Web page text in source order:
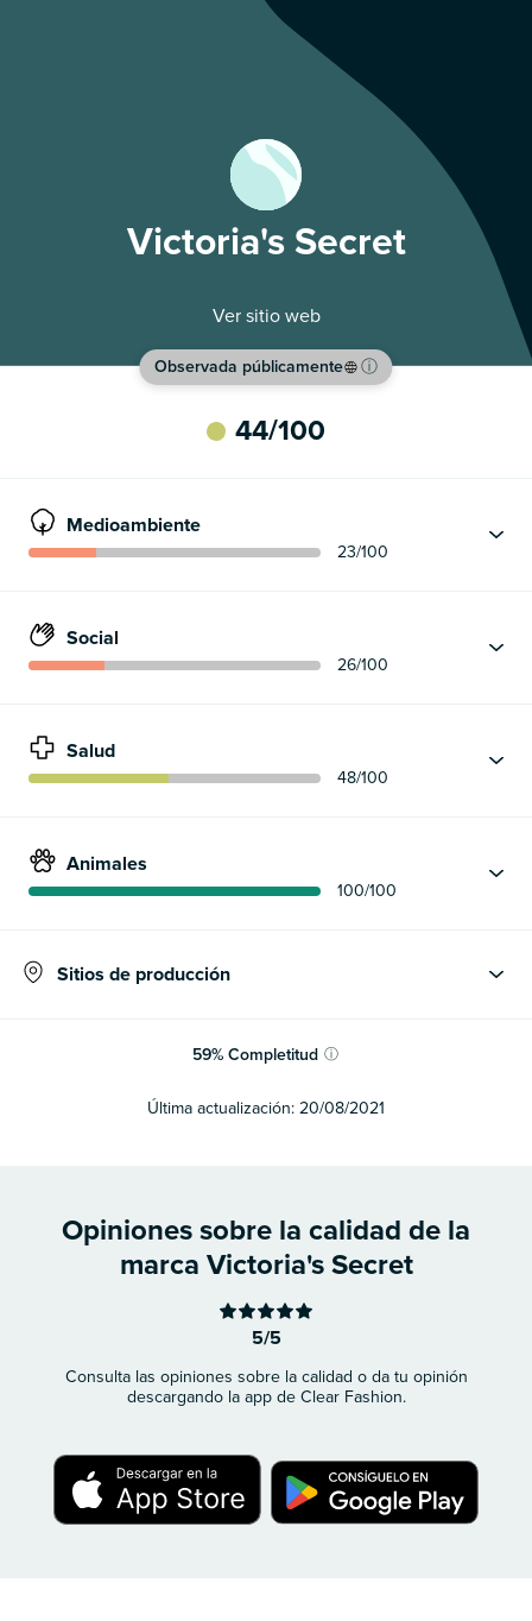
Victoria's Secret
Ver sitio web
Observada públicamente ⓘ
44/100
Medioambiente
23/100
Social
26/100
Salud
48/100
Animales
100/100
Sitios de producción
59% Completitud ⓘ
Última actualización: 20/08/2021
Opiniones sobre la calidad de la
marca Victoria's Secret
5/5
Consulta las opiniones sobre la calidad o da tu opinión
descargando la app de Clear Fashion.